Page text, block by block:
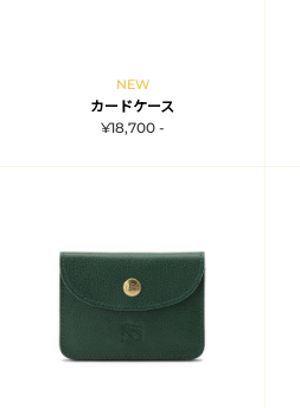
NEW
カードケース
¥18,700 -